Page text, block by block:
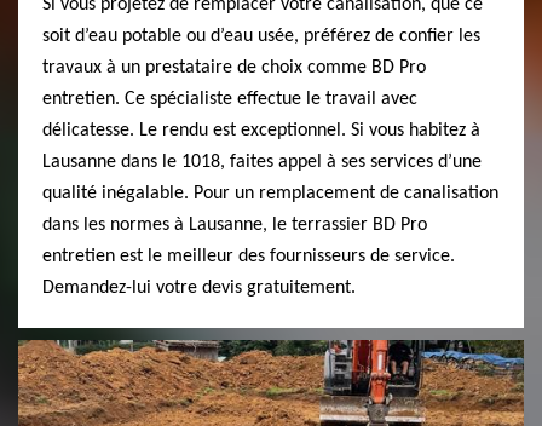
Si vous projetez de remplacer votre canalisation, que ce
soit d’eau potable ou d’eau usée, préférez de confier les
travaux à un prestataire de choix comme BD Pro
entretien. Ce spécialiste effectue le travail avec
délicatesse. Le rendu est exceptionnel. Si vous habitez à
Lausanne dans le 1018, faites appel à ses services d’une
qualité inégalable. Pour un remplacement de canalisation
dans les normes à Lausanne, le terrassier BD Pro
entretien est le meilleur des fournisseurs de service.
Demandez-lui votre devis gratuitement.